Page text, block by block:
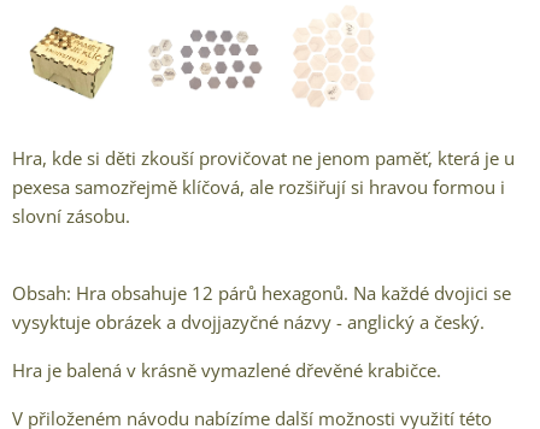
Tmavě hnědá varianta
Hra, kde si děti zkouší provičovat ne jenom paměť, která je u
pexesa samozřejmě klíčová, ale rozšiřují si hravou formou i
slovní zásobu.
Obsah: Hra obsahuje 12 párů hexagonů. Na každé dvojici se
vysyktuje obrázek a dvojjazyčné názvy - anglický a český.
Hra je balená v krásně vymazlené dřevěné krabičce.
V přiloženém návodu nabízíme další možnosti využití této